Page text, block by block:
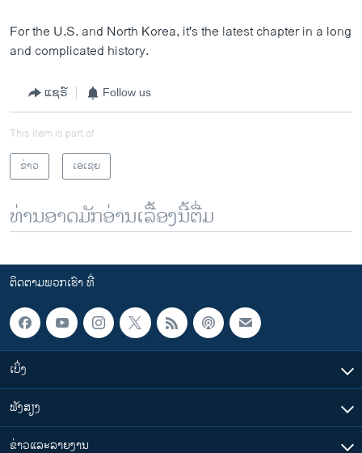
For the U.S. and North Korea, it's the latest chapter in a long
and complicated history.
ແຊຣ໌ Follow us
This item is part of
ຂ່າວ
ເອເຊຍ
ທ່ານອາດມັກອ່ານເລື້ອງນີ້ຕື່ມ
ຕິດຕາມພວກເຮົາ ທີ່
ເບິ່ງ
ຟັງສຽງ
ຂ່າວແລະລາຍງານ